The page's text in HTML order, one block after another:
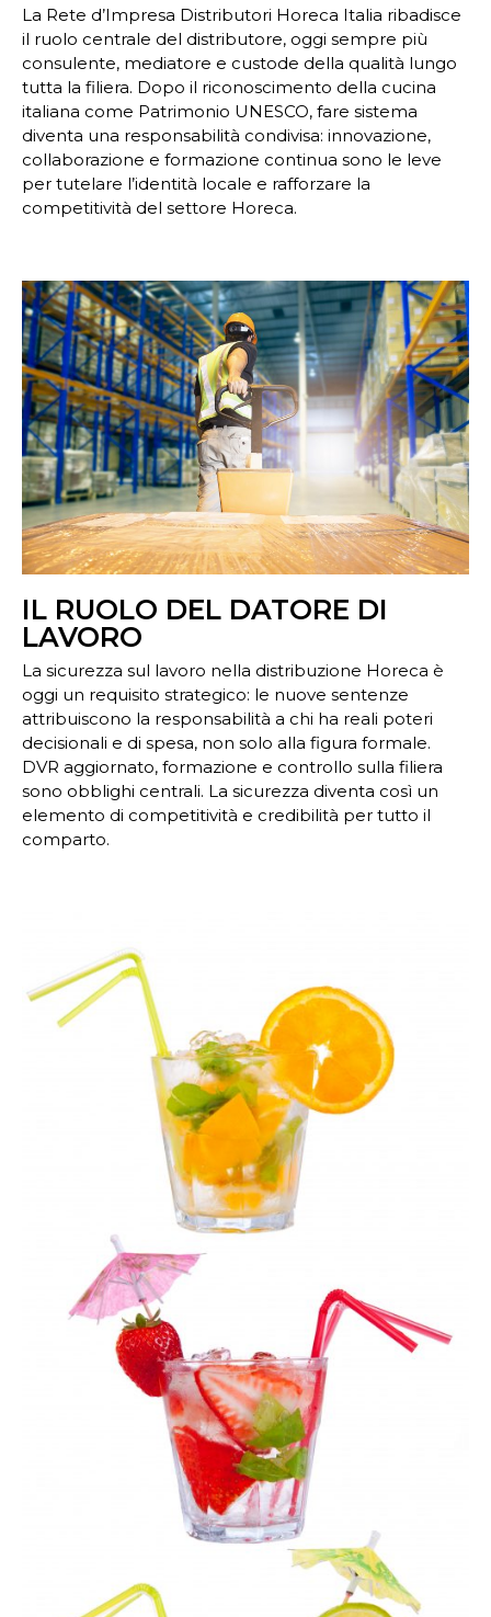
La Rete d’Impresa Distributori Horeca Italia ribadisce
il ruolo centrale del distributore, oggi sempre più
consulente, mediatore e custode della qualità lungo
tutta la filiera. Dopo il riconoscimento della cucina
italiana come Patrimonio UNESCO, fare sistema
diventa una responsabilità condivisa: innovazione,
collaborazione e formazione continua sono le leve
per tutelare l’identità locale e rafforzare la
competitività del settore Horeca.
IL RUOLO DEL DATORE DI
LAVORO
La sicurezza sul lavoro nella distribuzione Horeca è
oggi un requisito strategico: le nuove sentenze
attribuiscono la responsabilità a chi ha reali poteri
decisionali e di spesa, non solo alla figura formale.
DVR aggiornato, formazione e controllo sulla filiera
sono obblighi centrali. La sicurezza diventa così un
elemento di competitività e credibilità per tutto il
comparto.